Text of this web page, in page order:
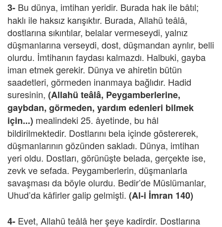
3- Bu dünya, imtihan yeridir. Burada hak ile bâtıl;
haklı ile haksız karışıktır. Burada, Allahü teâlâ,
dostlarına sıkıntılar, belalar vermeseydi, yalnız
düşmanlarına verseydi, dost, düşmandan ayrılır, belli
olurdu. İmtihanın faydası kalmazdı. Halbuki, gayba
iman etmek gerekir. Dünya ve ahiretin bütün
saadetleri, görmeden inanmaya bağlıdır. Hadid
suresinin, (Allahü teâlâ, Peygamberlerine,
gaybdan, görmeden, yardım edenleri bilmek
için...) mealindeki 25. âyetinde, bu hâl
bildirilmektedir. Dostlarını bela içinde göstererek,
düşmanlarının gözünden sakladı. Dünya, imtihan
yeri oldu. Dostları, görünüşte belada, gerçekte ise,
zevk ve sefada. Peygamberlerin, düşmanlarla
savaşması da böyle olurdu. Bedir’de Müslümanlar,
Uhud’da kâfirler galip gelmişti. (Al-i İmran 140)
4- Evet, Allahü teâlâ her şeye kadirdir. Dostlarına